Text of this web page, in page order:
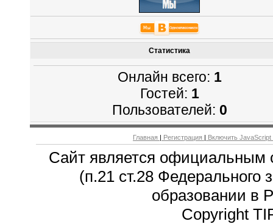
Статистика
Онлайн всего: 1
Гостей: 1
Пользователей: 0
Главная | Регистрация | Включить JavaScript
Сайт является официальным
(п.21 ст.28 Федерального
образовании в
Copyright